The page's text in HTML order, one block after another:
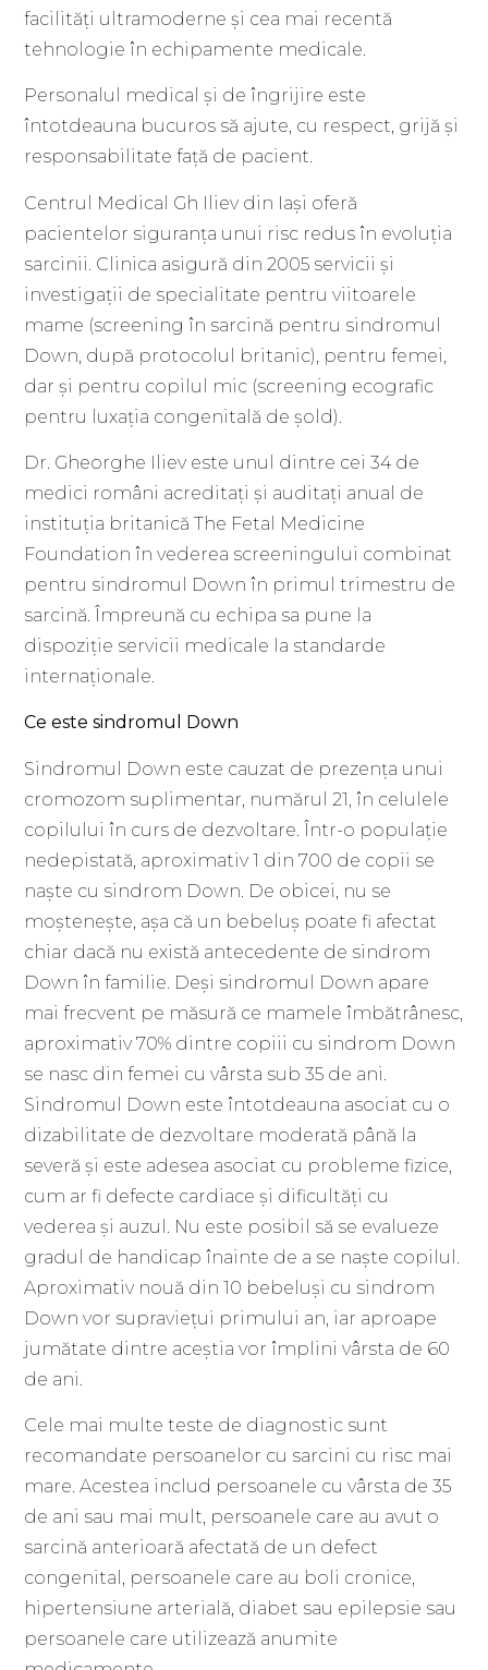
facilități ultramoderne și cea mai recentă
tehnologie în echipamente medicale.
Personalul medical și de îngrijire este
întotdeauna bucuros să ajute, cu respect, grijă și
responsabilitate față de pacient.
Centrul Medical Gh Iliev din Iași oferă
pacientelor siguranța unui risc redus în evoluția
sarcinii. Clinica asigură din 2005 servicii și
investigații de specialitate pentru viitoarele
mame (screening în sarcină pentru sindromul
Down, după protocolul britanic), pentru femei,
dar și pentru copilul mic (screening ecografic
pentru luxația congenitală de șold).
Dr. Gheorghe Iliev este unul dintre cei 34 de
medici români acreditați și auditați anual de
instituția britanică The Fetal Medicine
Foundation în vederea screeningului combinat
pentru sindromul Down în primul trimestru de
sarcină. Împreună cu echipa sa pune la
dispoziție servicii medicale la standarde
internaționale.
Ce este sindromul Down
Sindromul Down este cauzat de prezența unui
cromozom suplimentar, numărul 21, în celulele
copilului în curs de dezvoltare. Într-o populație
nedepistată, aproximativ 1 din 700 de copii se
naște cu sindrom Down. De obicei, nu se
moștenește, așa că un bebeluș poate fi afectat
chiar dacă nu există antecedente de sindrom
Down în familie. Deși sindromul Down apare
mai frecvent pe măsură ce mamele îmbătrânesc,
aproximativ 70% dintre copiii cu sindrom Down
se nasc din femei cu vârsta sub 35 de ani.
Sindromul Down este întotdeauna asociat cu o
dizabilitate de dezvoltare moderată până la
severă și este adesea asociat cu probleme fizice,
cum ar fi defecte cardiace și dificultăți cu
vederea și auzul. Nu este posibil să se evalueze
gradul de handicap înainte de a se naște copilul.
Aproximativ nouă din 10 bebeluși cu sindrom
Down vor supraviețui primului an, iar aproape
jumătate dintre aceștia vor împlini vârsta de 60
de ani.
Cele mai multe teste de diagnostic sunt
recomandate persoanelor cu sarcini cu risc mai
mare. Acestea includ persoanele cu vârsta de 35
de ani sau mai mult, persoanele care au avut o
sarcină anterioară afectată de un defect
congenital, persoanele care au boli cronice,
hipertensiune arterială, diabet sau epilepsie sau
persoanele care utilizează anumite